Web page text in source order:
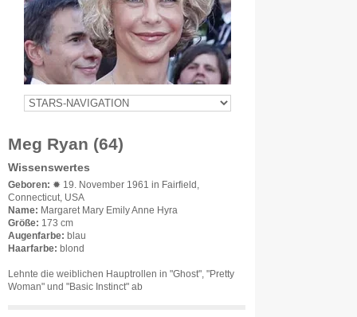
Meg Ryan (64)
Wissenswertes
Geboren: ✹ 19. November 1961 in Fairfield,
Connecticut, USA
Name: Margaret Mary Emily Anne Hyra
Größe: 173 cm
Augenfarbe: blau
Haarfarbe: blond
Lehnte die weiblichen Hauptrollen in "Ghost", "Pretty
Woman" und "Basic Instinct" ab